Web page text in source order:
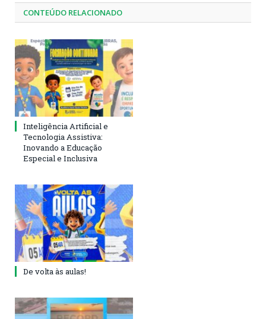
CONTEÚDO RELACIONADO
Inteligência Artificial e
Tecnologia Assistiva:
Inovando a Educação
Especial e Inclusiva
De volta às aulas!